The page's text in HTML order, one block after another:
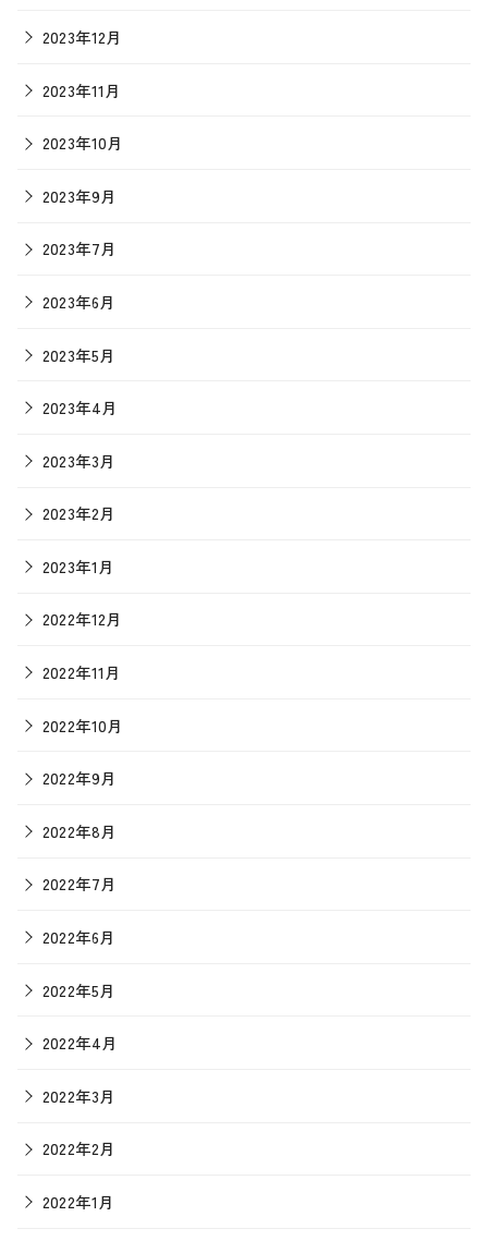
2023年12月
2023年11月
2023年10月
2023年9月
2023年7月
2023年6月
2023年5月
2023年4月
2023年3月
2023年2月
2023年1月
2022年12月
2022年11月
2022年10月
2022年9月
2022年8月
2022年7月
2022年6月
2022年5月
2022年4月
2022年3月
2022年2月
2022年1月